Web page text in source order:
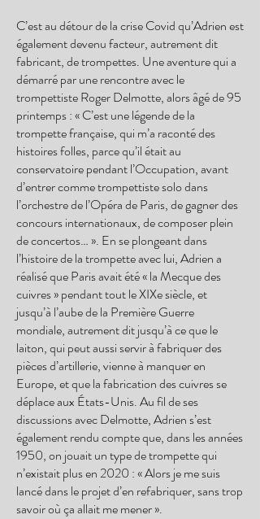
C’est au détour de la crise Covid qu’Adrien est
également devenu facteur, autrement dit
fabricant, de trompettes. Une aventure qui a
démarré par une rencontre avec le
trompettiste Roger Delmotte, alors âgé de 95
printemps : « C’est une légende de la
trompette française, qui m’a raconté des
histoires folles, parce qu’il était au
conservatoire pendant l’Occupation, avant
d’entrer comme trompettiste solo dans
l’orchestre de l’Opéra de Paris, de gagner des
concours internationaux, de composer plein
de concertos… ». En se plongeant dans
l’histoire de la trompette avec lui, Adrien a
réalisé que Paris avait été « la Mecque des
cuivres » pendant tout le XIXe siècle, et
jusqu’à l’aube de la Première Guerre
mondiale, autrement dit jusqu’à ce que le
laiton, qui peut aussi servir à fabriquer des
pièces d’artillerie, vienne à manquer en
Europe, et que la fabrication des cuivres se
déplace aux États-Unis. Au fil de ses
discussions avec Delmotte, Adrien s’est
également rendu compte que, dans les années
1950, on jouait un type de trompette qui
n’existait plus en 2020 : « Alors je me suis
lancé dans le projet d’en refabriquer, sans trop
savoir où ça allait me mener ».